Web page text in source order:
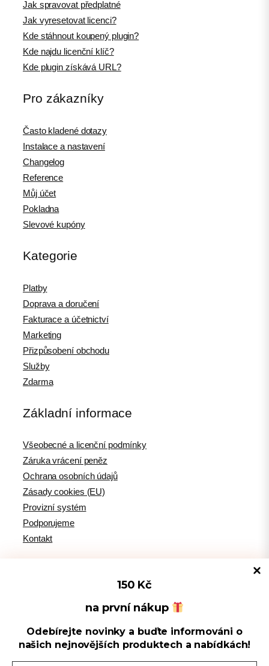
Spravovat souhlas s cookies
Používáme cookies k optimalizaci našich webových stránek a našich
Jak spravovat předplatné
Jak vyresetovat licenci?
Kde stáhnout koupený plugin?
Kde najdu licenční klíč?
Kde plugin získává URL?
Pro zákazníky
Často kladené dotazy
Instalace a nastavení
Changelog
Reference
Můj účet
Pokladna
Slevové kupóny
Kategorie
Platby
Doprava a doručení
Fakturace a účetnictví
Marketing
Přizpůsobení obchodu
Služby
Zdarma
Základní informace
Všeobecné a licenční podmínky
Záruka vrácení peněz
Ochrana osobních údajů
Zásady cookies (EU)
Provizní systém
Podporujeme
Kontakt
Tipy pro WordPress
WPlama.cz: WordPress návody
150 Kč
na první nákup
Odebírejte novinky a buďte informováni o
našich nejnovějších produktech a nabídkách!